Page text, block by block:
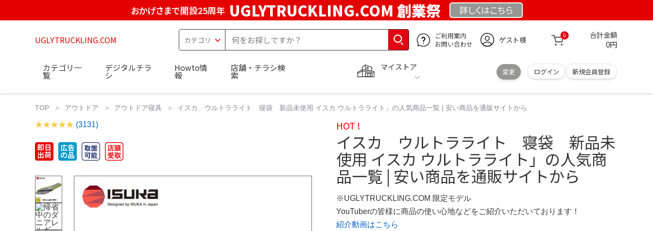
おかげさまで開設25周年 UGLYTRUCKLING.COM 創業祭 詳しくはこちら
UGLYTRUCKLING.COM
ご利用案内
お問い合わせ
ゲスト様 0 合計金額
0円
マイストア
変更 ログイン 新規会員登録
カテゴリ一
覧
デジタルチラ
シ
Howto情
報
店舗・チラシ検
索
TOP アウトドア アウトドア寝具 イスカ ウルトラライト 寝袋 新品未使用 イスカ ウルトラライト」の人気商品一覧 | 安い商品を通販サイトから
(3131) HOT !
イスカ ウルトラライト 寝袋 新品未
使用 イスカ ウルトラライト」の人気商
品一覧 | 安い商品を通販サイトから
※UGLYTRUCKLING.COM 限定モデル
YouTuberの皆様に商品の使い心地などをご紹介いただいております！
紹介動画はこちら